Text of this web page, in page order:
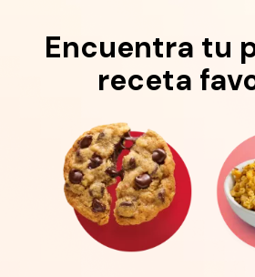
Encuentra tu
receta